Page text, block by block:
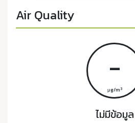
Air Quality
-
μg/m3
ไม่มีข้อมูล